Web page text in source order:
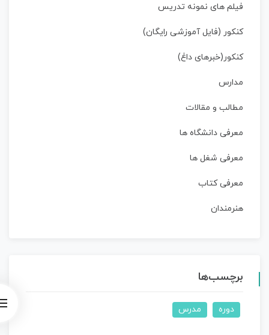
فیلم های نمونه تدریس
کنکور (فایل آموزشی رایگان)
کنکور(خبرهای داغ)
مدارس
مطالب و مقالات
معرفی دانشگاه ها
معرفی شغل ها
معرفی کتاب
هنرمندان
برچسب‌ها
دوره مدرس